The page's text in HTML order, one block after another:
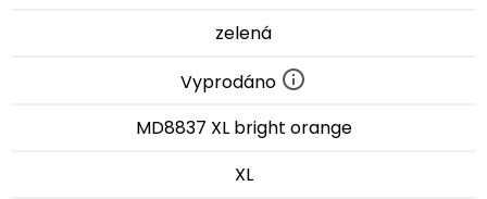
zelená
Vyprodáno
MD8837 XL bright orange
XL